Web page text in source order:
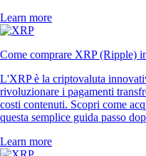
Learn more
Come comprare XRP (Ripple)
L'XRP è la criptovaluta
rivoluzionare i pagamenti
costi contenuti. Scopri come
questa semplice guida passo
Learn more